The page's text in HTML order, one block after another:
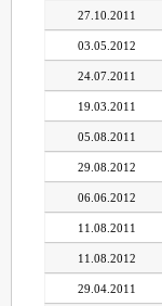
27.10.2011
03.05.2012
24.07.2011
19.03.2011
05.08.2011
29.08.2012
06.06.2012
11.08.2011
11.08.2012
29.04.2011